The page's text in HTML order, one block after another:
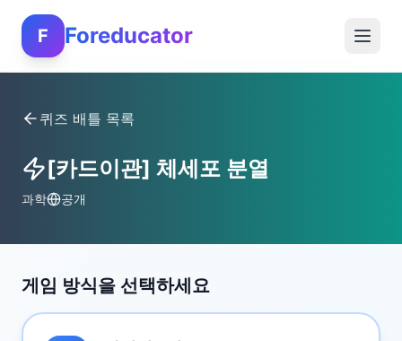
F Foreducator
퀴즈 배틀 목록
[카드이관] 체세포 분열
과학 공개
게임 방식을 선택하세요